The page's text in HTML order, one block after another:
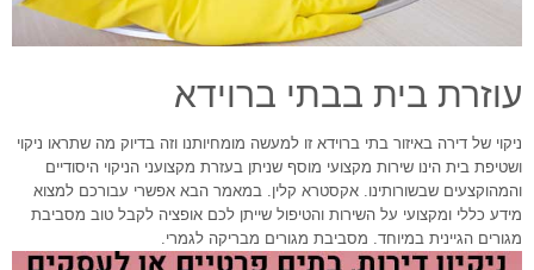
עוזרת בית בבתי ברוידא
ניקוי של דירה באיזור בתי ברוידא זו למעשה מומחיותנו וזה בדיוק מה שתראו ניקוי
ושטיפת בית הינו שירות מקצועי מוסף שניתן בעזרת מקצועני הניקוי היסודיים
והמהוקצעים שבשורותינו. אקסטרא קלין. במאמר הבא אפשרי עבורכם למצוא
מידע כללי ומקצועי על השירות והטיפול שייתן לכם אופציה לקבל טוב מסביבת
מגורים הגיינית במיוחד. מסביבת מגורים מבריקה לגמרי.